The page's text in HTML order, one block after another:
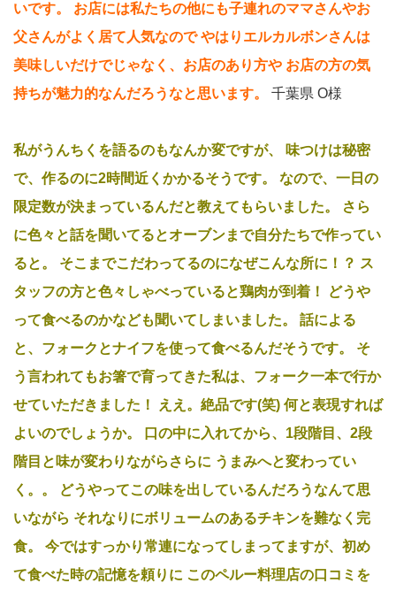
いです。
お店には私たちの他にも子連れのママさんやお
父さんがよく居て人気なので やはりエルカルボンさんは
美味しいだけでじゃなく、お店のあり方や お店の方の気
持ちが魅力的なんだろうなと思います。
千葉県 O様
私がうんちくを語るのもなんか変ですが、
味つけは秘密
で、作るのに2時間近くかかるそうです。
なので、一日の
限定数が決まっているんだと教えてもらいました。
さら
に色々と話を聞いてるとオーブンまで自分たちで作ってい
ると。
そこまでこだわってるのになぜこんな所に！？ ス
タッフの方と色々しゃべっていると鶏肉が到着！
どうや
って食べるのかなども聞いてしまいました。
話による
と、フォークとナイフを使って食べるんだそうです。
そ
う言われてもお箸で育ってきた私は、フォーク一本で行か
せていただきました！
ええ。絶品です(笑) 何と表現すれば
よいのでしょうか。
口の中に入れてから、1段階目、2段
階目と味が変わりながらさらに うまみへと変わってい
く。。
どうやってこの味を出しているんだろうなんて思
いながら それなりにボリュームのあるチキンを難なく完
食。
今ではすっかり常連になってしまってますが、初め
て食べた時の記憶を頼りに このペルー料理店の口コミを